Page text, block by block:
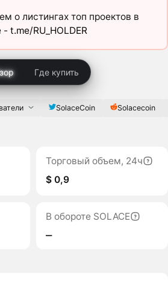
о листингах топ проектов в
- t.me/RU_HOLDER
Где купить
SolaceCoin Solacecoin
Торговый объем, 24ч
$ 0,9
В обороте SOLACE
‒